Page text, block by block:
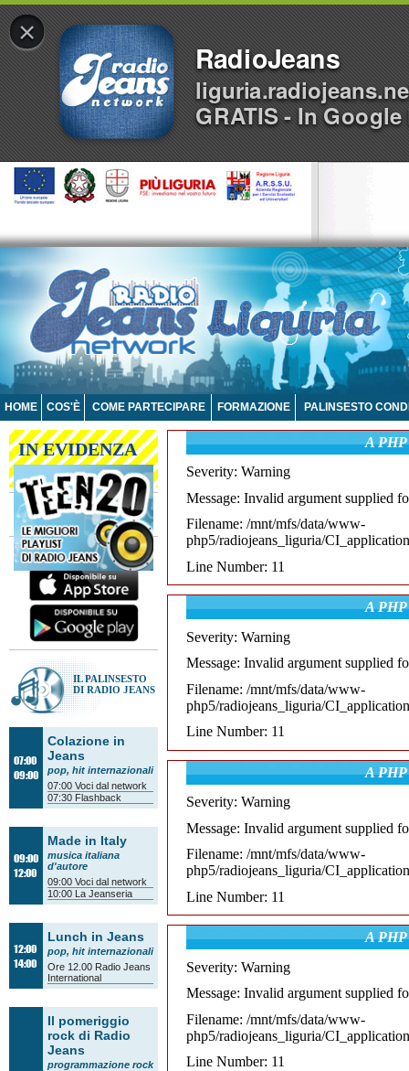
×
RadioJeans
GRATIS - In Google
HOME COS'È COME PARTECIPARE FORMAZIONE PALINSESTO
IN EVIDENZA
Scarica l'app gratuita
di Radio Jeans
IL PALINSESTO
DI RADIO JEANS
07:00
09:00
Colazione in
Jeans
pop, hit internazionali
07:00 Voci dal network
07:30 Flashback
09:00
12:00
Made in Italy
musica italiana
d'autore
09:00 Voci dal network
10:00 La Jeanseria
12:00
14:00
Lunch in Jeans
pop, hit internazionali
Ore 12.00 Radio Jeans
International
Il pomeriggio
rock di Radio
Jeans
programmazione rock
A
Severity: Warning
Message: Invalid argument supplied
Filename: /mnt/mfs/data/www-
php5/radiojeans_liguria/
Line Number: 11
A
Severity: Warning
Message: Invalid argument supplied
Filename: /mnt/mfs/data/www-
php5/radiojeans_liguria/
Line Number: 11
A
Severity: Warning
Message: Invalid argument supplied
Filename: /mnt/mfs/data/www-
php5/radiojeans_liguria/
Line Number: 11
A
Severity: Warning
Message: Invalid argument supplied
Filename: /mnt/mfs/data/www-
php5/radiojeans_liguria/
Line Number: 11